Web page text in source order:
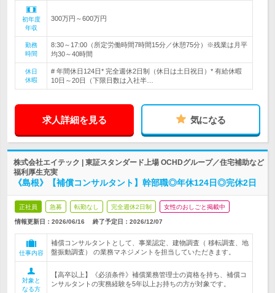
初年度
年収
300万円～600万円
勤務
時間
8:30～17:00（所定労働時間7時間15分／休憩75分）※残業は月平
均30～40時間
休日
休暇
# 年間休日124日* 完全週休2日制（休日は土日祝日）* 有給休暇
10日～20日（下限日数は入社半…
求人詳細を見る 気になる
株式会社エイテック | 東証スタンダード上場 OCHDグループ／住宅補助など
福利厚生充実
《島根》【補償コンサルタント】幹部職◎年休124日◎完休2日
正社員 急募 転勤なし 完全週休2日制 女性のおしごと掲載中
情報更新日：2026/06/16 終了予定日： 2026/12/07
仕事内容
補償コンサルタントとして、事業認定、建物調査（ 移転調査、地
盤振動調査） の業務マネジメントを担当していただきます。
対象と
なる方
【高卒以上】《必須条件》補償業務管理士の資格を持ち、補償コ
ンサルタントの実務経験を5年以上お持ちの方が対象です。